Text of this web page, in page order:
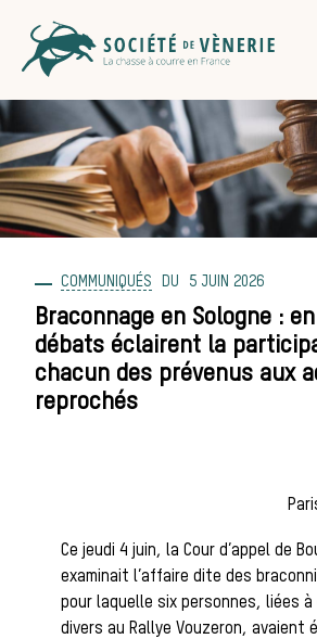
Les
Les
sauvages
Les
COMMUNIQUÉS 5 JUIN 2026
Braconnage en Sologne :
débats éclairent la
chacun des prévenus aux
reprochés
Ce jeudi 4 juin, la Cour d’appel de
examinait l’affaire dite des
pour laquelle six personnes, liées à
divers au Rallye Vouzeron, avaient